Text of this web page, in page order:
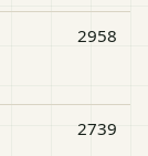
2958
2739